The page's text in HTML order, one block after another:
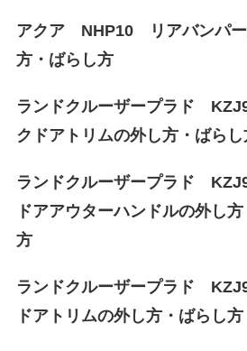
アクア NHP10 リアバンパー
方・ばらし方
ランドクルーザープラド
クドアトリムの外し方・ばらし
ランドクルーザープラド
ドアアウターハンドルの外し
方
ランドクルーザープラド
ドアトリムの外し方・ばらし方